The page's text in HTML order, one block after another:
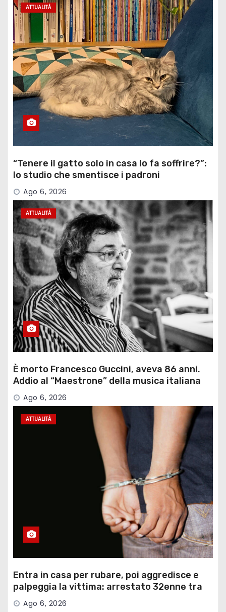
ATTUALITÀ
“Tenere il gatto solo in casa lo fa soffrire?”:
lo studio che smentisce i padroni
Ago 6, 2026
ATTUALITÀ
È morto Francesco Guccini, aveva 86 anni.
Addio al “Maestrone” della musica italiana
Ago 6, 2026
ATTUALITÀ
Entra in casa per rubare, poi aggredisce e
palpeggia la vittima: arrestato 32enne tra
Mont…
Ago 6, 2026